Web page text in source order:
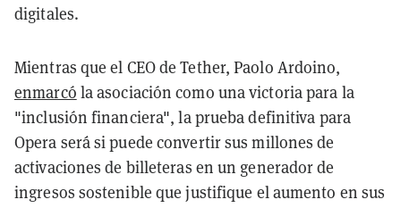
digitales.
Mientras que el CEO de Tether, Paolo Ardoino,
enmarcó la asociación como una victoria para la
"inclusión financiera", la prueba definitiva para
Opera será si puede convertir sus millones de
activaciones de billeteras en un generador de
ingresos sostenible que justifique el aumento en sus